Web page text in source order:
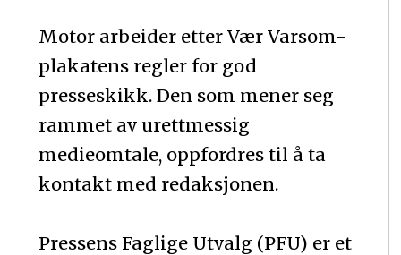
Motor arbeider etter Vær Varsom-
plakatens regler for god
presseskikk. Den som mener seg
rammet av urettmessig
medieomtale, oppfordres til å ta
kontakt med redaksjonen.
Pressens Faglige Utvalg (PFU) er et